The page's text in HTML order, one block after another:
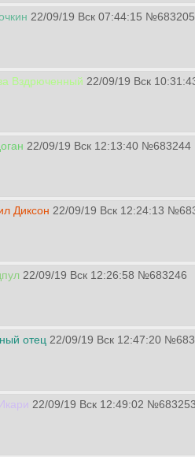
22/09/19 Вск 07:44:15 №683205
Вздрюченный 22/09/19 Вск
22/09/19 Вск 12:13:40 №683244
Диксон 22/09/19 Вск 12:24:13 №
22/09/19 Вск 12:26:58 №683246
отец 22/09/19 Вск 12:47:20 №
22/09/19 Вск 12:49:02 №683253
•